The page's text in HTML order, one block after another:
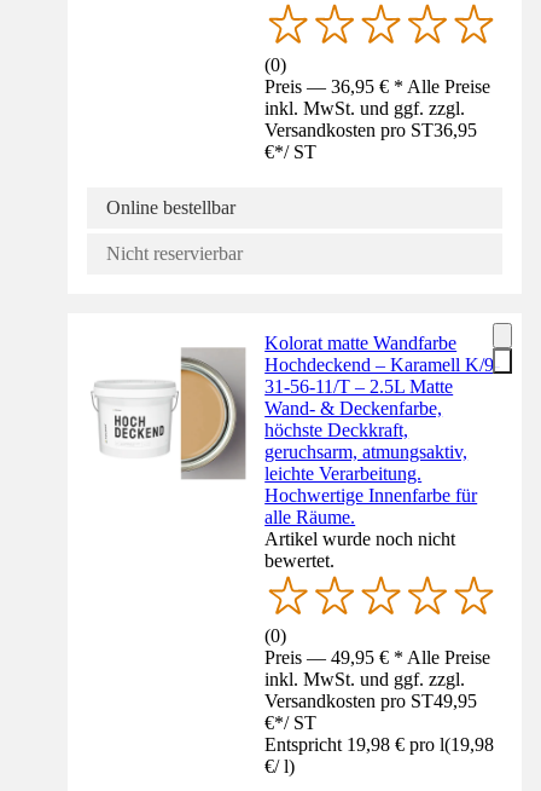
(0)
Preis — 36,95 € * Alle Preise
inkl. MwSt. und ggf. zzgl.
Versandkosten pro ST36,95
€*/ ST
Online bestellbar
Nicht reservierbar
Kolorat matte Wandfarbe
Hochdeckend – Karamell K/9-
31-56-11/T – 2.5L Matte
Wand- & Deckenfarbe,
höchste Deckkraft,
geruchsarm, atmungsaktiv,
leichte Verarbeitung.
Hochwertige Innenfarbe für
alle Räume.
Artikel wurde noch nicht
bewertet.
(0)
Preis — 49,95 € * Alle Preise
inkl. MwSt. und ggf. zzgl.
Versandkosten pro ST49,95
€*/ ST
Entspricht 19,98 € pro l(19,98
€/ l)